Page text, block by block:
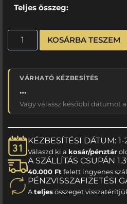
Teljes összeg:
KOSÁRBA TESZEM
VÁRHATÓ KÉZBESÍTÉS
…
Vagy válassz későbbi dátumot
KÉZBESÍTÉSI DÁTUM:
Válaszd ki a kosár/pénztár
A SZÁLLÍTÁS CSUPÁN
40.000 Ftfelett ingyenes
PÉNZVISSZAFIZETÉSI
Ateljesösszeget